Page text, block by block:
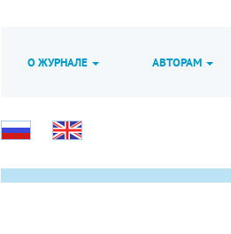
О ЖУРНАЛЕ АВТОРАМ